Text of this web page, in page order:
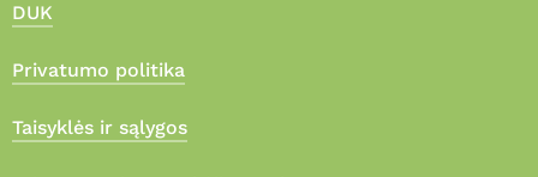
DUK
Privatumo politika
Taisyklės ir sąlygos